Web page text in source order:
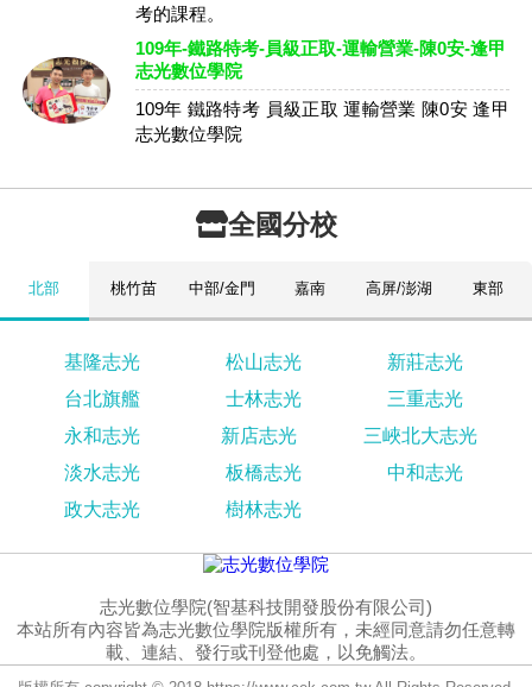
考的課程。
109年-鐵路特考-員級正取-運輸營業-陳0安-逢甲
志光數位學院
109年 鐵路特考 員級正取 運輸營業 陳0安 逢甲
志光數位學院
全國分校
北部 桃竹苗 中部/金門 嘉南 高屏/澎湖 東部
基隆志光 松山志光
新莊志光
台北旗艦
士林志光
三重志光
永和志光
新店志光
三峽北大志光
淡水志光
板橋志光
中和志光
政大志光
樹林志光
志光數位學院(智基科技開發股份有限公司)
本站所有內容皆為志光數位學院版權所有，未經同意請勿任意轉
載、連結、發行或刊登他處，以免觸法。